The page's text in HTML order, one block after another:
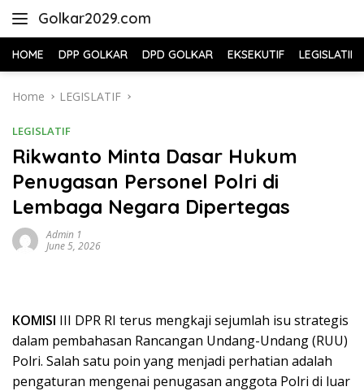
Golkar2029.com
HOME DPP GOLKAR DPD GOLKAR EKSEKUTIF LEGISLATIF
Home LEGISLATIF
LEGISLATIF
Rikwanto Minta Dasar Hukum
Penugasan Personel Polri di
Lembaga Negara Dipertegas
Admin 1
June 5, 2026
KOMISI III DPR RI terus mengkaji sejumlah isu strategis
dalam pembahasan Rancangan Undang-Undang (RUU)
Polri. Salah satu poin yang menjadi perhatian adalah
pengaturan mengenai penugasan anggota Polri di luar